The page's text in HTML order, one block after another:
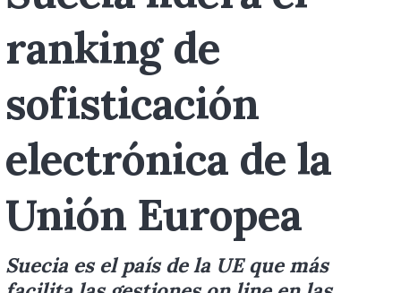
ranking de
sofisticación
electrónica de la
Unión Europea
Suecia es el país de la UE que más